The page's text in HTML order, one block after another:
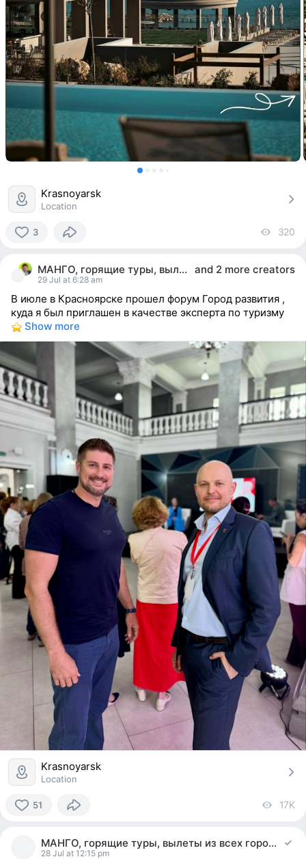
Krasnoyarsk
Location
3
people
reacted
320
МАНГО, горящие туры, вылеты из всех городов РФ and 2 more creators
29 Jul at 6:28 am
В июле в Красноярске прошел форум Город развития ,
куда я был приглашен в качестве эксперта по туризму
Show more
Krasnoyarsk
Location
51 17K
МАНГО, горящие туры, вылеты из всех городов РФ
28 Jul at 12:15 pm